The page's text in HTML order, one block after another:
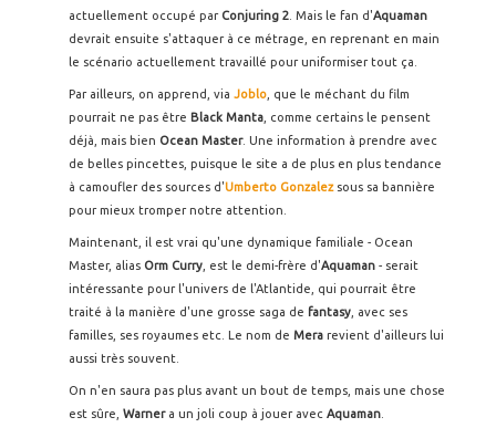
actuellement occupé par Conjuring 2 . Mais le fan d'Aquaman
devrait ensuite s'attaquer à ce métrage, en reprenant en main
le scénario actuellement travaillé pour uniformiser tout ça.
Par ailleurs, on apprend, via Joblo , que le méchant du film
pourrait ne pas être Black Manta , comme certains le pensent
déjà, mais bien Ocean Master. Une information à prendre avec
de belles pincettes, puisque le site a de plus en plus tendance
à camoufler des sources d'Umberto Gonzalez sous sa bannière
pour mieux tromper notre attention.
Maintenant, il est vrai qu'une dynamique familiale - Ocean
Master, alias Orm Curry , est le demi-frère d'Aquaman - serait
intéressante pour l'univers de l'Atlantide, qui pourrait être
traité à la manière d'une grosse saga de fantasy , avec ses
familles, ses royaumes etc. Le nom de Mera revient d'ailleurs lui
aussi très souvent.
On n'en saura pas plus avant un bout de temps, mais une chose
est sûre, Warner a un joli coup à jouer avec Aquaman